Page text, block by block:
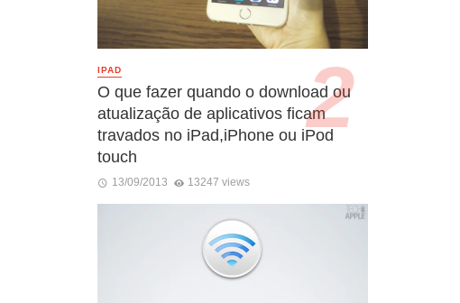
IPAD
O que fazer quando o download ou
atualização de aplicativos ficam
travados no iPad,iPhone ou iPod
touch
13/09/2013 13247 views